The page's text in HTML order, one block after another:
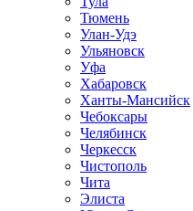
Тюмень
Улан-Удэ
Ульяновск
Уфа
Хабаровск
Ханты-Мансийск
Чебоксары
Челябинск
Черкесск
Чистополь
Чита
Элиста